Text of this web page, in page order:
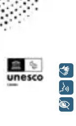
Libras